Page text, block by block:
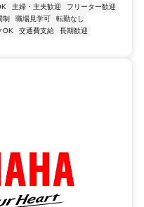
主婦・主夫歓迎
フリーター歓迎
制 職場見学可
転勤なし
OK 交通費支給
長期歓迎